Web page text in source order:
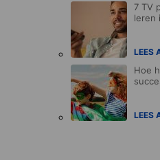
7 TV
leren
LEES
Hoe
LEES